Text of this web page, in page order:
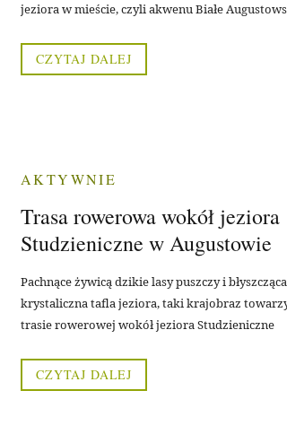
jeziora w mieście, czyli akwenu Białe
CZYTAJ DALEJ
AKTYWNIE
Trasa rowerowa wokół jeziora
Studzieniczne w Augustowie
Pachnące żywicą dzikie lasy puszczy i
krystaliczna tafla jeziora, taki krajobraz
trasie rowerowej wokół jeziora Studzieniczne
CZYTAJ DALEJ